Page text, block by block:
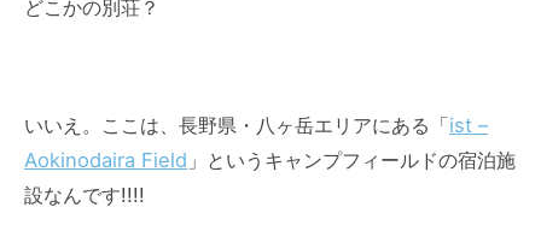
どこかの別荘？
いいえ。ここは、長野県・八ヶ岳エリアにある「ist –
Aokinodaira Field 」というキャンプフィールドの宿泊施
設なんです!!!!